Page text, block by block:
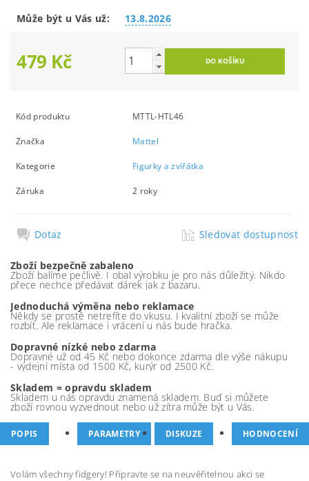
Může být u Vás už: 13.8.2026
479 Kč
Kód produktu MTTL-HTL46
Značka Mattel
Kategorie Figurky a zvířátka
Záruka 2 roky
Dotaz Sledovat dostupnost
Zboží bezpečně zabaleno
Zboží balíme pečlivě. I obal výrobku je pro nás důležitý. Nikdo
přece nechce předávat dárek jak z bazaru.
Jednoduchá výměna nebo reklamace
Někdy se prostě netrefíte do vkusu. I kvalitní zboží se může
rozbít. Ale reklamace i vrácení u nás bude hračka.
Dopravné nízké nebo zdarma
Dopravné už od 45 Kč nebo dokonce zdarma dle výše nákupu
- výdejní místa od 1500 Kč, kurýr od 2500 Kč.
Skladem = opravdu skladem
Skladem u nás opravdu znamená skladem. Buď si můžete
zboží rovnou vyzvednout nebo už zítra může být u Vás.
POPIS PARAMETRY DISKUZE HODNOCENÍ
Volám všechny fidgery! Připravte se na neuvěřitelnou akci se